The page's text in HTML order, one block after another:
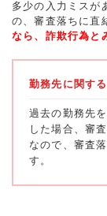
多少の入力ミスが
の、審査落ちに直
なら、詐欺行為と
勤務先に関す
過去の勤務先
した場合、審
なので、審査
す。